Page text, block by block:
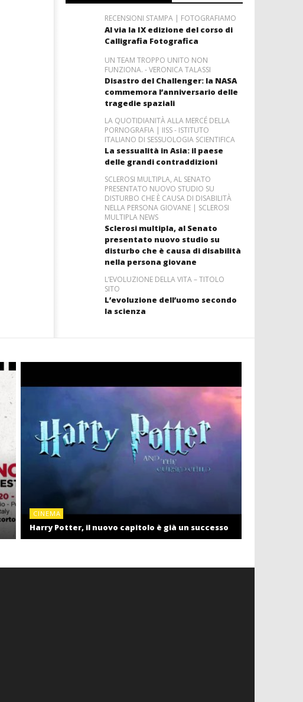
RECENSIONI STAMPA | FOTOGRAFIAMO
Al via la IX edizione del corso di
Calligrafia Fotografica
UN TEAM TROPPO UNITO NON
FUNZIONA. - VERONICA TALASSI
Disastro del Challenger: la NASA
commemora l’anniversario delle
tragedie spaziali
LA QUOTIDIANITÀ ALLA MERCÉ DELLA
PORNOGRAFIA | IISS - ISTITUTO
ITALIANO DI SESSUOLOGIA SCIENTIFICA
La sessualità in Asia: il paese
delle grandi contraddizioni
SCLEROSI MULTIPLA, AL SENATO
PRESENTATO NUOVO STUDIO SU
DISTURBO CHE È CAUSA DI DISABILITÀ
NELLA PERSONA GIOVANE | SCLEROSI
MULTIPLA NEWS
Sclerosi multipla, al Senato
presentato nuovo studio su
disturbo che è causa di disabilità
nella persona giovane
L’EVOLUZIONE DELLA VITA – TITOLO
SITO
L’evoluzione dell’uomo secondo
la scienza
CINEMA
Harry Potter, il nuovo capitolo è già un successo